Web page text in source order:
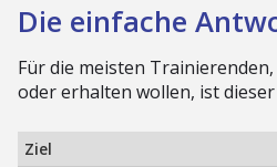
Die einfache
Für die meisten
oder erhalten wollen, ist
Ziel